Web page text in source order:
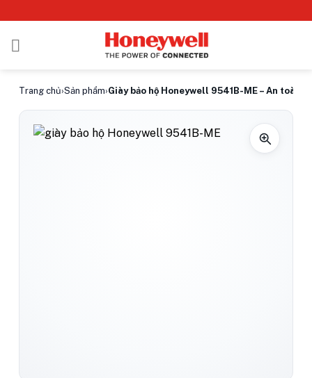
qua
nội
Trang chủ›Sản phẩm›Giày bảo hộ Honeywell 9541B-ME – An toàn